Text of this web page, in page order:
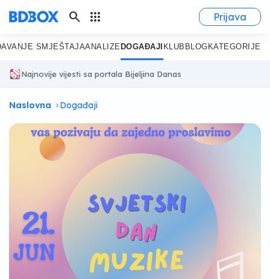
search apps Prijava
SMJEŠTAJAANALIZEDOGAĐAJI KLUB BLOGKATEGORIJE
Najnovije vijesti sa portala Bijeljina Danas
Naslovna Događaji